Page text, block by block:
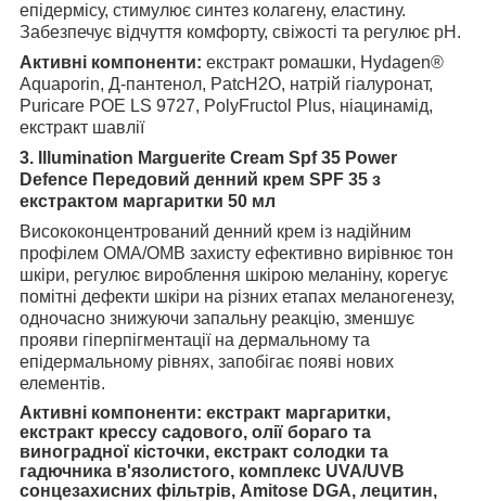
епідермісу, стимулює синтез колагену, еластину.
Забезпечує відчуття комфорту, свіжості та регулює рН.
Активні компоненти: екстракт ромашки, Hydagen®
Aquaporin, Д-пантенол, PatcH2O, натрій гіалуронат,
Puricare POE LS 9727, PolyFructol Plus, ніацинамід,
екстракт шавлії
3. Illumination Marguerite Cream Spf 35 Power
Defence Передовий денний крем SPF 35 з
екстрактом маргаритки 50 мл
Висококонцентрований денний крем із надійним
профілем ОМА/ОМВ захисту ефективно вирівнює тон
шкіри, регулює вироблення шкірою меланіну, корегує
помітні дефекти шкіри на різних етапах меланогенезу,
одночасно знижуючи запальну реакцію, зменшує
прояви гіперпігментації на дермальному та
епідермальному рівнях, запобігає появі нових
елементів.
Активні компоненти: екстракт маргаритки,
екстракт крессу садового, олії бораго та
виноградної кісточки, екстракт солодки та
гадючника в'язолистого, комплекс UVA/UVB
сонцезахисних фільтрів, Amitose DGA, лецитин,